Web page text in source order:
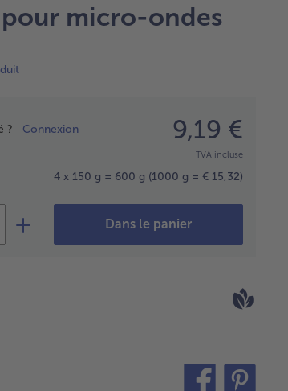
pour micro-ondes
? Connexion 9,19 €
TVA incluse
4 x 150 g = 600 g (1000 g = € 15,32)
Dans le panier
teilen